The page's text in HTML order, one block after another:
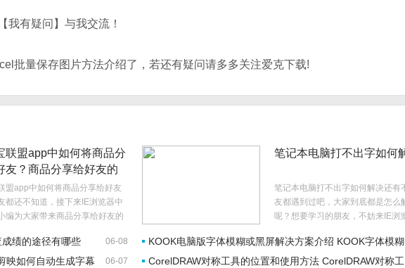
我有疑问】与我交流！
批量保存图片方法介绍了，若还有疑问请多多关注爱克下载!
联盟app中如何将商品分
友？商品分享给好友的
明
盟app中如何将商品分享给好友
都还不知道，接下来IE浏览器中
编为大家带来商品分享给好友的
下载..
笔记本电脑打不出字如何
笔记本电脑打不出字如何解决还有
友都遇到过吧，大家到底都是怎么
呢？想要学习的朋友，不妨来IE浏
方法，相信可以..
06-08
绩的途径有哪些
KOOK电脑版字体模糊或黑屏解决方案介绍 KOOK字体模糊
怎么解决
06-07
映如何自动生成字幕
CorelDRAW对称工具的位置和使用方法 CorelDRAW对称工